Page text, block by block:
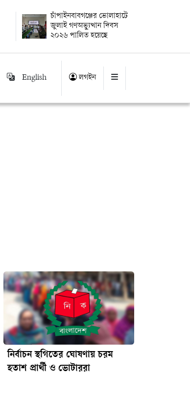
চাঁপাইনবাবগঞ্জের ভোলাহাটে
জুলাই গণঅভ্যুত্থান দিবস
২০২৬ পালিত হয়েছে
English লগইন
নির্বাচন স্থগিতের ঘোষণায় চরম
হতাশ প্রার্থী ও ভোটাররা